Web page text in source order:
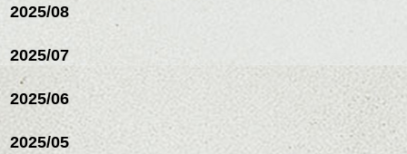
2025/08
2025/07
2025/06
2025/05